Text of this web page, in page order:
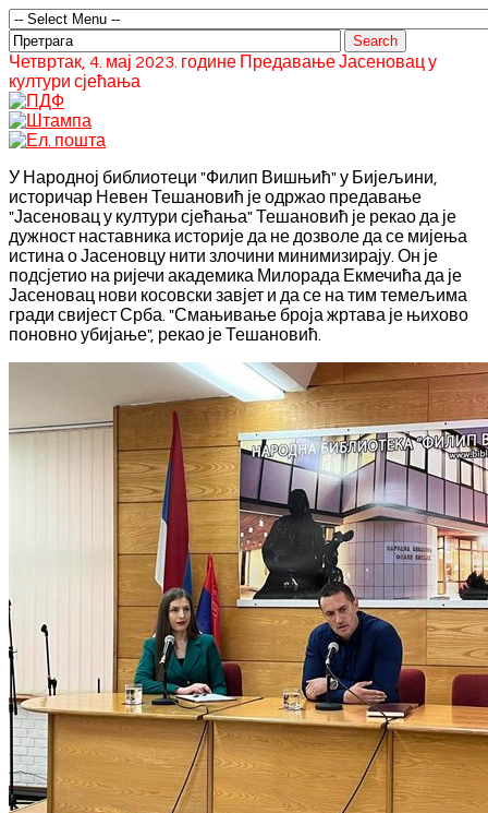
Четвртак, 4. мај 2023. године Предавање Јасеновац у
култури сјећања
У Народној библиотеци "Филип Вишњић" у Бијељини,
историчар Невен Тешановић је одржао предавање
"Јасеновац у култури сјећања" Тешановић је рекао да је
дужност наставника историје да не дозволе да се мијења
истина о Јасеновцу нити злочини минимизирају. Он је
подсјетио на ријечи академика Милорада Екмечића да је
Јасеновац нови косовски завјет и да се на тим темељима
гради свијест Срба. "Смањивање броја жртава је њихово
поновно убијање", рекао је Тешановић.